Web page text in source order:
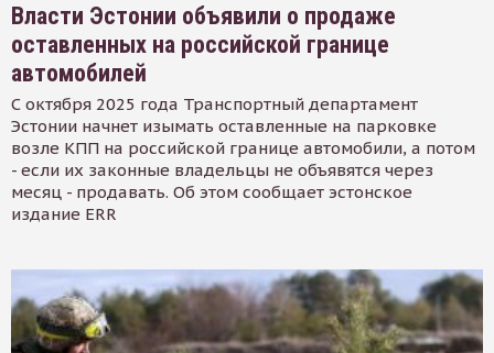
Власти Эстонии объявили о продаже
оставленных на российской границе
автомобилей
С октября 2025 года Транспортный департамент
Эстонии начнет изымать оставленные на парковке
возле КПП на российской границе автомобили, а потом
- если их законные владельцы не объявятся через
месяц - продавать. Об этом сообщает эстонское
издание ERR